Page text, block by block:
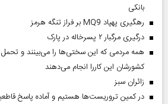
بانکی
رهگیری پهپاد MQ9 بر فراز تنگه هرمز
درگیری مرگبار ۲ پسرخاله در پارک
همه مردمی که این سختی‌ها را می‌بینند و تحمل
کشورشان این کاررا انجام می‌دهند
‌زائران سبز
در کمین تروریست‌ها هستیم و آماده پاسخ